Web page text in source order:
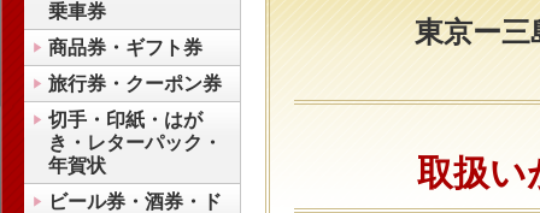
乗車券
商品券・ギフト券
旅行券・クーポン券
切手・印紙・はが
き・レターパック・
年賀状
ビール券・酒券・ド
東京ー三
取扱い